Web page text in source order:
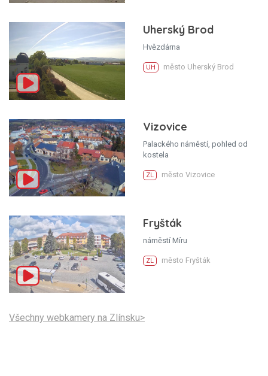
Uherský Brod
Hvězdárna
UH město Uherský Brod
Vizovice
Palackého náměstí, pohled od
kostela
ZL město Vizovice
Fryšták
náměstí Míru
ZL město Fryšták
Všechny webkamery na Zlínsku>